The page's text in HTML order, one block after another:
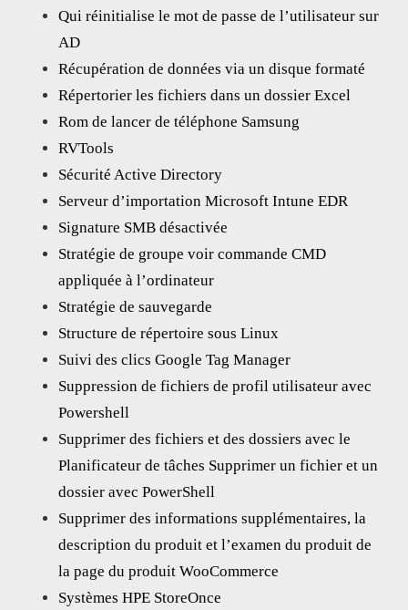
Qui réinitialise le mot de passe de l’utilisateur sur
AD
Récupération de données via un disque formaté
Répertorier les fichiers dans un dossier Excel
Rom de lancer de téléphone Samsung
RVTools
Sécurité Active Directory
Serveur d’importation Microsoft Intune EDR
Signature SMB désactivée
Stratégie de groupe voir commande CMD
appliquée à l’ordinateur
Stratégie de sauvegarde
Structure de répertoire sous Linux
Suivi des clics Google Tag Manager
Suppression de fichiers de profil utilisateur avec
Powershell
Supprimer des fichiers et des dossiers avec le
Planificateur de tâches Supprimer un fichier et un
dossier avec PowerShell
Supprimer des informations supplémentaires, la
description du produit et l’examen du produit de
la page du produit WooCommerce
Systèmes HPE StoreOnce